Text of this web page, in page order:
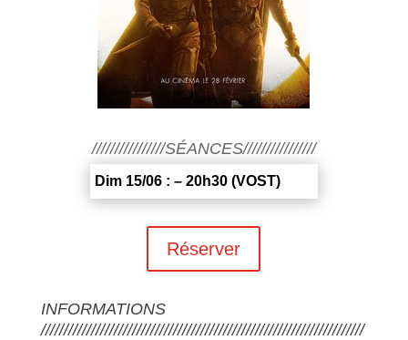
////////////////SÉANCES////////////////
Dim 15/06 : – 20h30 (VOST)
Réserver
INFORMATIONS
///////////////////////////////////////////////////////////////////////